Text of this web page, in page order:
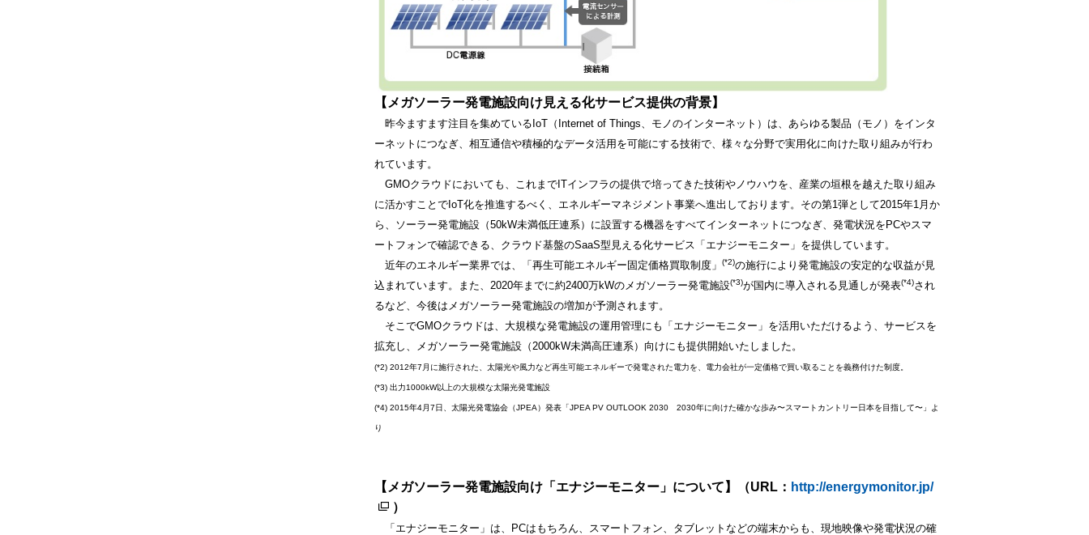
【 メガソーラー発電施設向け見える化サービス提供の背景】
昨今ますます注目を集めているIoT（Internet of Things、モノのインターネット）は、あらゆる製品（モノ）をインタ
ーネットにつなぎ、相互通信や積極的なデータ活用を可能にする技術で、様々な分野で実用化に向けた取り組みが行わ
れています。
GMOクラウドにおいても、これまでITインフラの提供で培ってきた技術やノウハウを、産業の垣根を越えた取り組み
に活かすことでIoT化を推進するべく、エネルギーマネジメント事業へ進出しております。その第1弾として2015年1月か
ら、ソーラー発電施設（50kW未満低圧連系）に設置する機器をすべてインターネットにつなぎ、発電状況をPCやスマ
ートフォンで確認できる、クラウド基盤のSaaS型見える化サービス「エナジーモニター」を提供しています。
近年のエネルギー業界では、「再生可能エネルギー固定価格買取制度」
(*2)の施行により発電施設の安定的な収益が見
込まれています。また、2020年までに約2400万kWのメガソーラー発電施設(*3)が国内に導入される見通しが発表(*4)され
るなど、今後はメガソーラー発電施設の増加が予測されます。
そこでGMOクラウドは、大規模な発電施設の運用管理にも「エナジーモニター」を活用いただけるよう、サービスを
拡充し、メガソーラー発電施設 （ 2000kW未満高圧連系）向けにも提供開始いたしました。
(*2) 2012年7月に施行された、太陽光や風力など再生可能エネルギーで発電された電力を、電力会社が一定価格で買い取ることを義務付けた制度。
(*3) 出力1000kW以上の大規模な太陽光発電施設
(*4) 2015年4月7日、太陽光発電協会（JPEA）発表「JPEA PV OUTLOOK 2030 2030年に向けた確かな歩み〜スマートカントリー日本を目指して〜」よ
り
【メガソーラー発電施設向け「エナジーモニター」について】（URL： http://energymonitor.jp/
）
「エナジーモニター」は、PCはもちろん、スマートフォン、タブレットなどの端末からも、現地映像や発電状況の確